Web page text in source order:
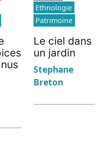
Ethnologie
Patrimoine
Le ciel dans
un jardin
Stephane
Breton